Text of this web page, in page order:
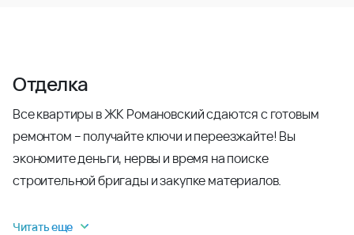
Отделка
Все квартиры в ЖК Романовский сдаются с готовым
ремонтом – получайте ключи и переезжайте! Вы
экономите деньги, нервы и время на поиске
строительной бригады и закупке материалов.
Читать еще